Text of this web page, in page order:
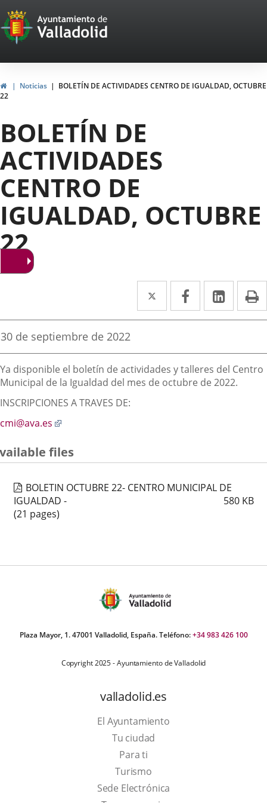
Portal
Web
del
Ayuntamiento
de
Valladolid
HomeNoticias
BOLETÍN DE ACTIVIDADES CENTRO DE IGUALDAD, OCTUBRE
22
BOLETÍN DE
ACTIVIDADES
CENTRO DE
IGUALDAD, OCTUBRE
22
Twitter
Enlace
a
aplicación
externa.
Facebook
Enlace
a
aplicación
externa.
Enlace
a
Fecha
la
noticia
30 de septiembre de 2022
Descripción
Ya disponible el boletín de actividades y talleres del Centro
Municipal de la Igualdad del mes de octubre de 2022.
INSCRIPCIONES A TRAVES DE:
cmi@ava.es
una
aplicación
files
BOLETIN OCTUBRE 22- CENTRO MUNICIPAL DE
IGUALDAD -
580 KB
(21 pages)
Plaza Mayor, 1. 47001 Valladolid, España. Teléfono:+34 983 426 100
Copyright 2025 - Ayuntamiento de Valladolid
valladolid.es
El Ayuntamiento
Tu ciudad
Para ti
TurismoThis
link
Sede Electrónica